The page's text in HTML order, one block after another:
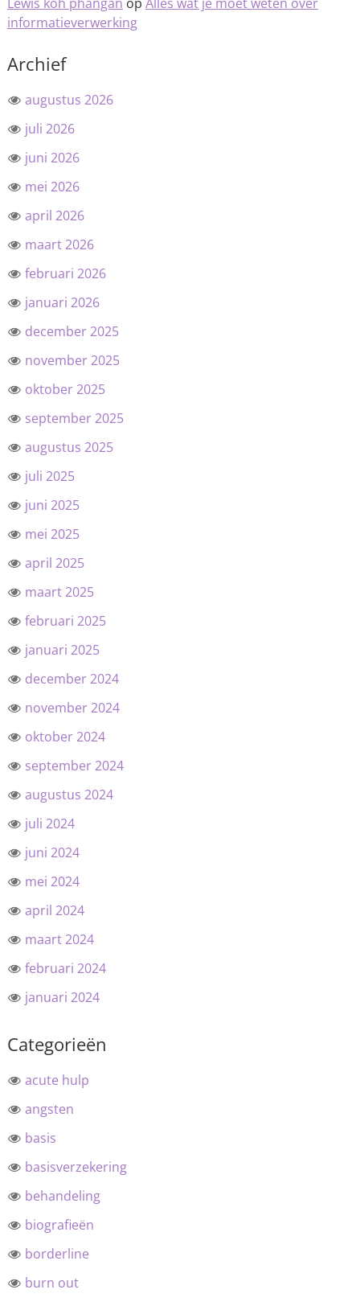
Lewis koh phangan op Alles wat je moet weten over
informatieverwerking
Archief
augustus 2026
juli 2026
juni 2026
mei 2026
april 2026
maart 2026
februari 2026
januari 2026
december 2025
november 2025
oktober 2025
september 2025
augustus 2025
juli 2025
juni 2025
mei 2025
april 2025
maart 2025
februari 2025
januari 2025
december 2024
november 2024
oktober 2024
september 2024
augustus 2024
juli 2024
juni 2024
mei 2024
april 2024
maart 2024
februari 2024
januari 2024
Categorieën
acute hulp
angsten
basis
basisverzekering
behandeling
biografieën
borderline
burn out